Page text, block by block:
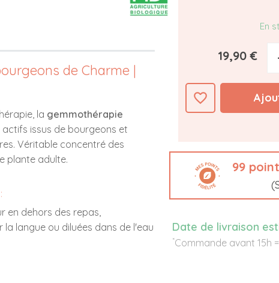
En
19,90 €
favorite_border
99
Date de livraison
*Commande avant 15h
de Charme |
la gemmothérapie
actifs issus de bourgeons et
Véritable concentré des
plante adulte.
en dehors des repas,
langue ou diluées dans de l'eau